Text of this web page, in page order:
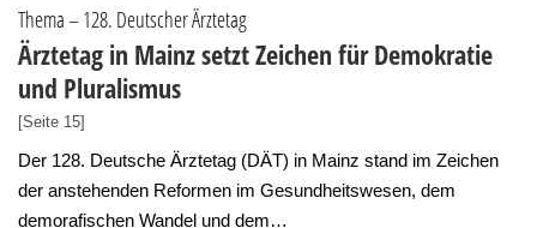
Thema – 128. Deutscher Ärztetag
Ärztetag in Mainz setzt Zeichen für Demokratie
und Pluralismus
[Seite 15]
Der 128. Deutsche Ärztetag (DÄT) in Mainz stand im Zeichen
der anstehenden Reformen im Gesundheitswesen, dem
demorafischen Wandel und dem…